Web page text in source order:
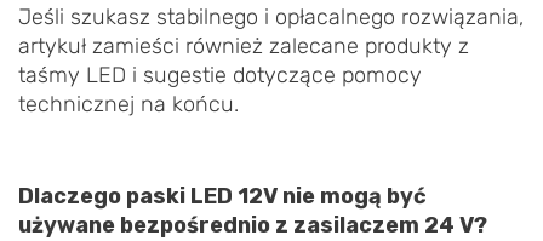
Jeśli szukasz stabilnego i opłacalnego rozwiązania,
artykuł zamieści również zalecane produkty z
taśmy LED i sugestie dotyczące pomocy
technicznej na końcu.
Dlaczego paski LED 12V nie mogą być
używane bezpośrednio z zasilaczem 24 V?